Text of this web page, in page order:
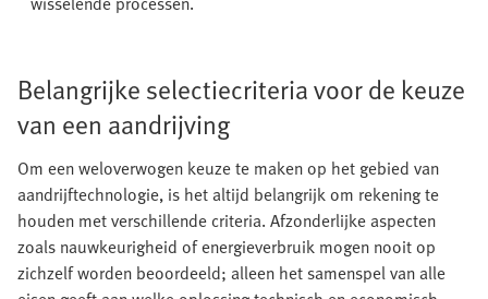
Belangrijke selectiecriteria voor de keuze
van een aandrijving
Om een weloverwogen keuze te maken op het gebied van
aandrijftechnologie, is het altijd belangrijk om rekening te
houden met verschillende criteria. Afzonderlijke aspecten
zoals nauwkeurigheid of energieverbruik mogen nooit op
zichzelf worden beoordeeld; alleen het samenspel van alle